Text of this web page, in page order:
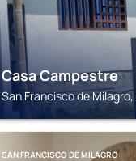
Casa Campestre
San Francisco de
SAN FRANCISCO DE MILAGRO